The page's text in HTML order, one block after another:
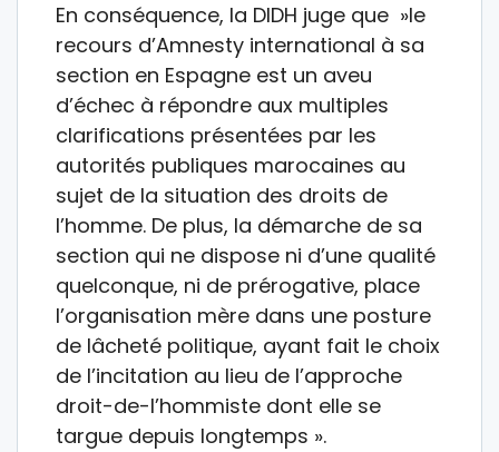
En conséquence, la DIDH juge que »le
recours d’Amnesty international à sa
section en Espagne est un aveu
d’échec à répondre aux multiples
clarifications présentées par les
autorités publiques marocaines au
sujet de la situation des droits de
l’homme. De plus, la démarche de sa
section qui ne dispose ni d’une qualité
quelconque, ni de prérogative, place
l’organisation mère dans une posture
de lâcheté politique, ayant fait le choix
de l’incitation au lieu de l’approche
droit-de-l’hommiste dont elle se
targue depuis longtemps ».